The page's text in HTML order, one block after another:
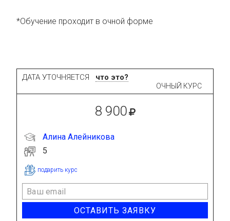
*Обучение проходит в очной форме
ДАТА УТОЧНЯЕТСЯ что это?
ОЧНЫЙ КУРС
8 900
Алина Алейникова
5
подарить курс
ОСТАВИТЬ ЗАЯВКУ